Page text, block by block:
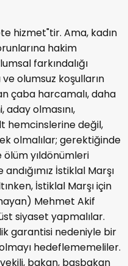
hizmet"tir. Ama, kadın
hakim
farkındalığı
olumsuz koşulların
çaba harcamalı, daha
aday olmasını,
hemcinslerine değil,
olmalılar; gerektiğinde
yıldönümleri
İstiklal Marşı
İstiklal Marşı için
Mehmet Akif
siyaset yapmalılar.
garantisi nedeniyle bir
hedeflememeliler.
bakan, başbakan